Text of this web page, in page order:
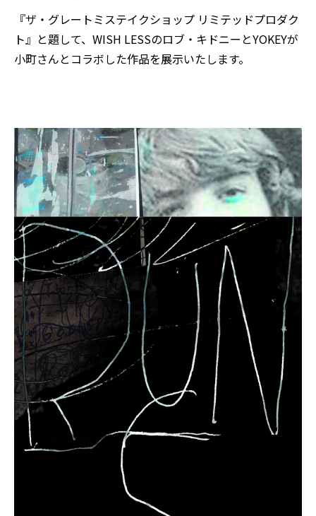
『ザ・グレートミステイクショップ リミテッドプロダク
ト』と題して、WISH LESSのロブ・キドニーとYOKEYが
小町さんとコラボした作品を展示いたします。